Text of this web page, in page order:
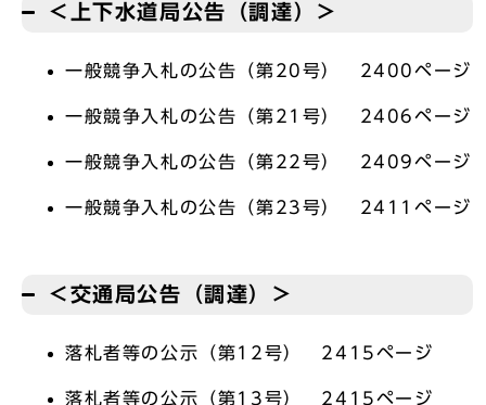
＜上下水道局公告（調達）＞
一般競争入札の公告（第20号） 2400ページ
一般競争入札の公告（第21号） 2406ページ
一般競争入札の公告（第22号） 2409ページ
一般競争入札の公告（第23号） 2411ページ
＜交通局公告（調達）＞
落札者等の公示（第12号） 2415ページ
落札者等の公示（第13号） 2415ページ